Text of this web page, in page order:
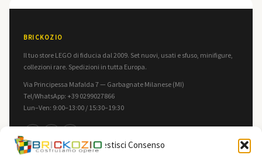
Gestisci Consenso
BRICKOZIO
Il tuo store LEGO di fiducia dal 2009. Set nuovi, usati e sfuso, minifigure,
collezioni rare. Spedizioni in tutta Europa.
Via Principessa Mafalda 7 — Garbagnate Milanese (MI)
Tel/WhatsApp: +39 0299027866
Lun–Ven: 9:00–13:00 / 15:30–19:30